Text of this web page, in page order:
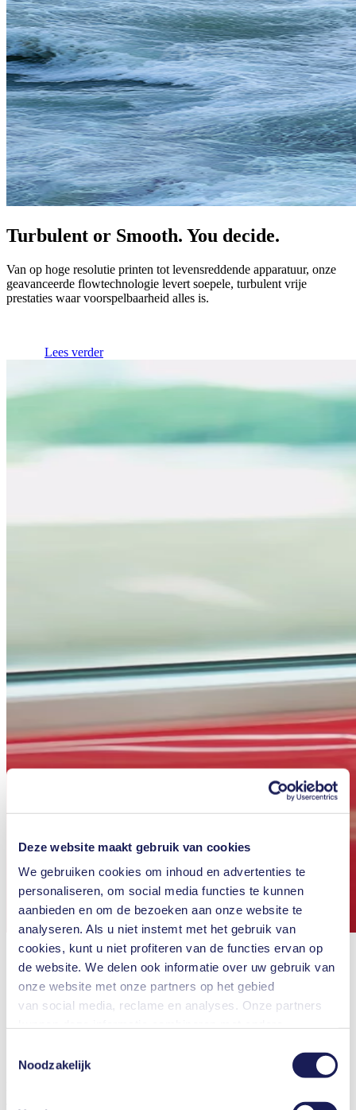
Deze website maakt gebruik van cookies
We gebruiken cookies om inhoud en advertenties te
personaliseren, om social media functies te kunnen
aanbieden en om de bezoeken aan onze website te
analyseren. Als u niet instemt met het gebruik van
cookies, kunt u niet profiteren van de functies ervan op
de website. We delen ook informatie over uw gebruik van
onze website met onze partners op het gebied
van social media, reclame en analyses. Onze partners
verzameld in het kader van uw gebruik van de diensten.
U kunt uw toestemming te allen tijde intrekken door te
klikken op "Cookies" onderaan de website en het vinkje
Noodzakelijk
Turbulent or Smooth. You decide.
Van op hoge resolutie printen tot levensreddende apparatuur, onze
geavanceerde flowtechnologie levert soepele, turbulent vrije
prestaties waar voorspelbaarheid alles is.
Lees verder